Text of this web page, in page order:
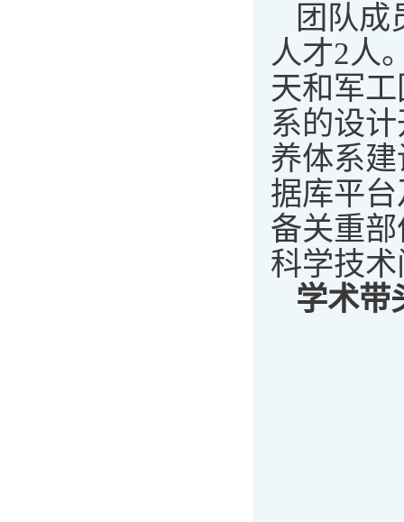
团队成
人才2人
天和军
系的设
养体系
据库平
备关重
科学技
学术带